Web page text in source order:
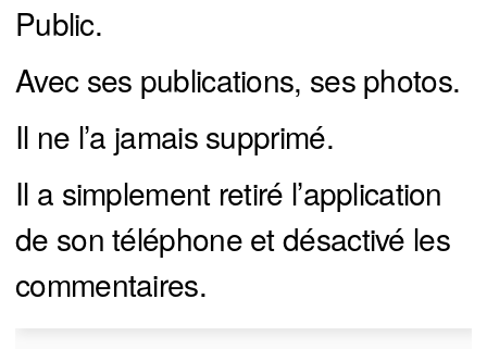
Public.
Avec ses publications, ses photos.
Il ne l’a jamais supprimé.
Il a simplement retiré l’application
de son téléphone et désactivé les
commentaires.